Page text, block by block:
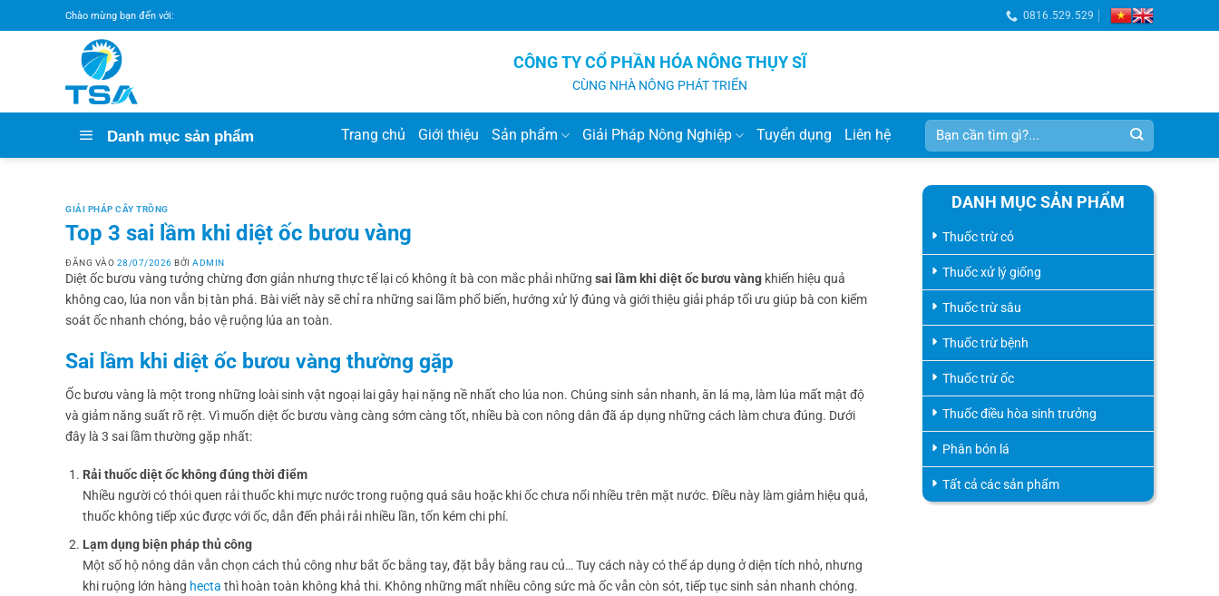
qua
Chào mừng bạn đến với: 0816.529.529
CÔNG TY CỔ PHẦN HÓA NÔNG THỤY SĨ
CÙNG NHÀ NÔNG PHÁT TRIỂN
Danh mục sản phẩm Trang chủ Giới thiệu Sản phẩm Giải Pháp Nông Nghiệp Tuyển dụng Liên hệ
Tìm
kiếm:
GIẢI PHÁP CÂY TRỒNG
Top 3 sai lầm khi diệt ốc bươu vàng
ĐĂNG VÀO 28/07/2026 BỞIADMIN
Diệt ốc bươu vàng tưởng chừng đơn giản nhưng thực tế lại có không ít bà con mắc phải những sai lầm khi diệt ốc bươu vàng khiến hiệu quả
không cao, lúa non vẫn bị tàn phá. Bài viết này sẽ chỉ ra những sai lầm phổ biến, hướng xử lý đúng và giới thiệu giải pháp tối ưu giúp bà con kiểm
soát ốc nhanh chóng, bảo vệ ruộng lúa an toàn.
Sai lầm khi diệt ốc bươu vàng thường gặp
Ốc bươu vàng là một trong những loài sinh vật ngoại lai gây hại nặng nề nhất cho lúa non. Chúng sinh sản nhanh, ăn lá mạ, làm lúa mất mật độ
và giảm năng suất rõ rệt. Vì muốn diệt ốc bươu vàng càng sớm càng tốt, nhiều bà con nông dân đã áp dụng những cách làm chưa đúng. Dưới
đây là 3 sai lầm thường gặp nhất:
Rải thuốc diệt ốc không đúng thời điểm
Nhiều người có thói quen rải thuốc khi mực nước trong ruộng quá sâu hoặc khi ốc chưa nổi nhiều trên mặt nước. Điều này làm giảm hiệu quả,
thuốc không tiếp xúc được với ốc, dẫn đến phải rải nhiều lần, tốn kém chi phí.
Lạm dụng biện pháp thủ công
Một số hộ nông dân vẫn chọn cách thủ công như bắt ốc bằng tay, đặt bẫy bằng rau củ… Tuy cách này có thể áp dụng ở diện tích nhỏ, nhưng
khi ruộng lớn hàng hecta thì hoàn toàn không khả thi. Không những mất nhiều công sức mà ốc vẫn còn sót, tiếp tục sinh sản nhanh chóng.
DANH MỤC SẢN PHẨM
Thuốc trừ cỏ
Thuốc xử lý giống
Thuốc trừ sâu
Thuốc trừ bệnh
Thuốc trừ ốc
Thuốc điều hòa sinh trưởng
Phân bón lá
Tất cả các sản phẩm